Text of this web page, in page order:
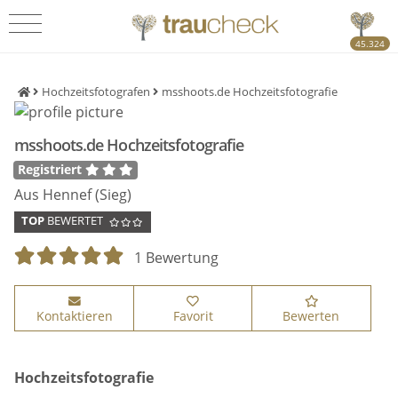
45.324
Hochzeitsfotografen msshoots.de Hochzeitsfotografie
msshoots.de Hochzeitsfotografie
Registriert
Aus Hennef (Sieg)
TOP BEWERTET
1 Bewertung
Kontaktieren Favorit Bewerten
Hochzeitsfotografie